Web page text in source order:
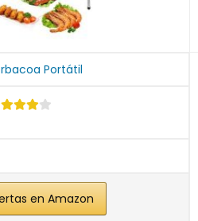
Portátil
en Amazon